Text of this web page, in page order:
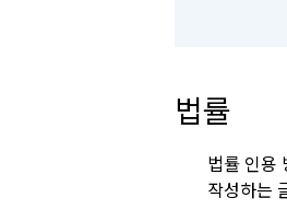
법률
법률 인용
작성하는